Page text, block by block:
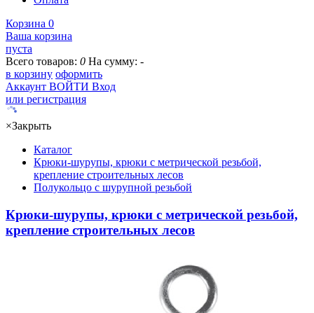
Корзина 0
Ваша корзина
пуста
Всего товаров: 0 На сумму: -
в корзину оформить
Аккаунт ВОЙТИ Вход
или регистрация
×Закрыть
Каталог
Крюки-шурупы, крюки с метрической резьбой,
крепление строительных лесов
Полукольцо с шурупной резьбой
Крюки-шурупы, крюки с метрической резьбой,
крепление строительных лесов